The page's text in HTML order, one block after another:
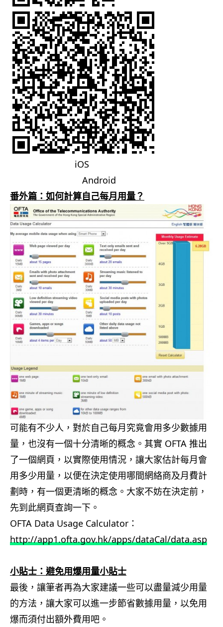
iOS
Android
番外篇：如何計算自己每月用量？
可能有不少人，對於自己每月究竟會用多少數據用
量，也沒有一個十分清晰的概念。其實 OFTA 推出
了一個網頁，以實際使用情況，讓大家估計每月會
用多少用量，以便在決定使用哪間網絡商及月費計
劃時，有一個更清晰的概念。大家不妨在決定前，
先到此網頁查詢一下。
OFTA Data Usage Calculator：
http://app1.ofta.gov.hk/apps/dataCal/data.asp
小貼士：避免用爆用量小貼士
最後，讓筆者再為大家建議一些可以盡量減少用量
的方法，讓大家可以進一步節省數據用量，以免用
爆而須付出額外費用吧。